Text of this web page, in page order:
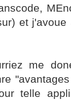
et
me
telle